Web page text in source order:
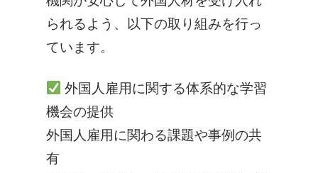
られるよう、以下の取り組みを行っ
ています。
外国人雇用に関する体系的な学習
機会の提供
外国人雇用に関わる課題や事例の共
有